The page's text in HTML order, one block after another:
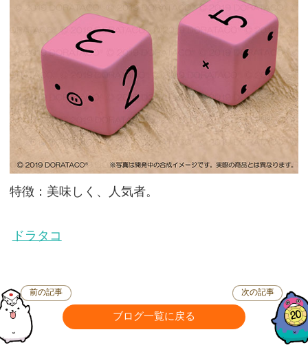
特徴：美味しく、人気者。
ドラタコ
前の記事
ブログ一覧に戻る
次の記事